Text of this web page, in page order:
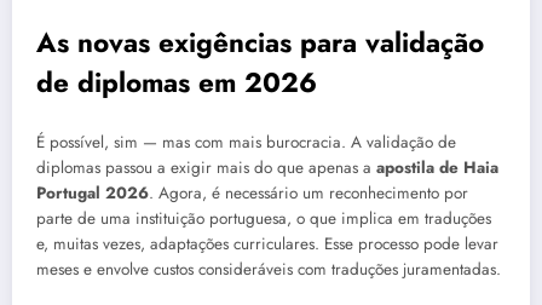
As novas exigências para validação
de diplomas em 2026
É possível, sim — mas com mais burocracia. A validação de
diplomas passou a exigir mais do que apenas a apostila de Haia
Portugal 2026. Agora, é necessário um reconhecimento por
parte de uma instituição portuguesa, o que implica em traduções
e, muitas vezes, adaptações curriculares. Esse processo pode levar
meses e envolve custos consideráveis com traduções juramentadas.